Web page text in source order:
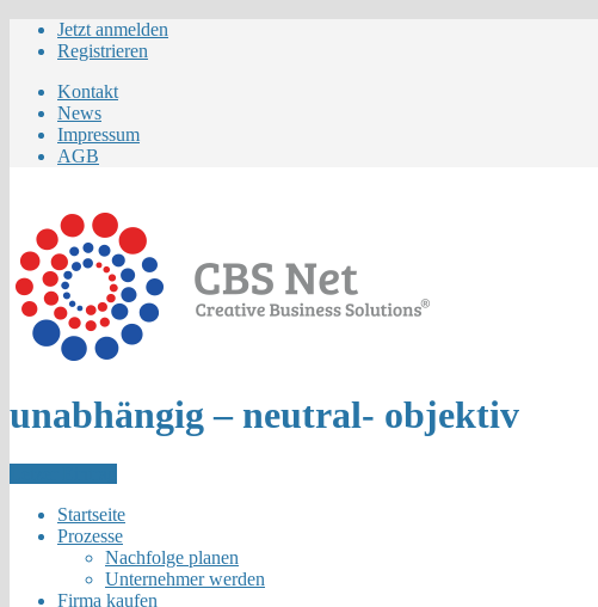
Jetzt anmelden
Registrieren
Kontakt
News
Impressum
AGB
unabhängig – neutral- objektiv
Startseite
Prozesse
Nachfolge planen
Unternehmer werden
Firma kaufen